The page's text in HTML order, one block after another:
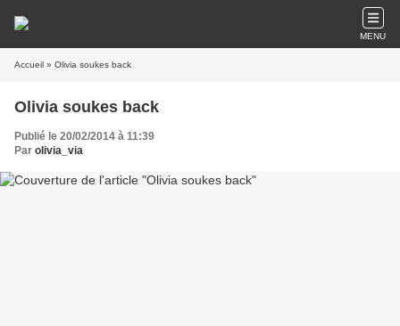
MENU
Accueil » Olivia soukes back
Olivia soukes back
Publié le 20/02/2014 à 11:39
Par olivia_via